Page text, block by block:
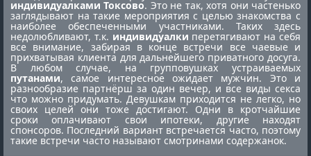
индивидуалками Токсово. Это не так, хотя они частенько
заглядывают на такие мероприятия с целью знакомства с
наиболее обеспеченными участниками. Таких здесь
недолюбливают, т.к. индивидуалки перетягивают на себя
все внимание, забирая в конце встречи все чаевые и
прихватывая клиента для дальнейшего приватного досуга.
В любом случае, на групповушках устраиваемых
путанами, самое интересное ожидает мужчин. Это и
разнообразие партнёрш за один вечер, и все виды секса
что можно придумать. Девушкам приходится не легко, но
своих целей они тоже достигают. Одни в кротчайшие
сроки оплачивают свои ипотеки, другие находят
спонсоров. Последний вариант встречается часто, поэтому
такие встречи часто называют смотринами содержанок.